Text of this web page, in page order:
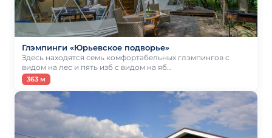
Глэмпинги «Юрьевское подворье»
Здесь находятся семь комфортабельных глэмпингов с
видом на лес и пять изб с видом на яб…
363 м